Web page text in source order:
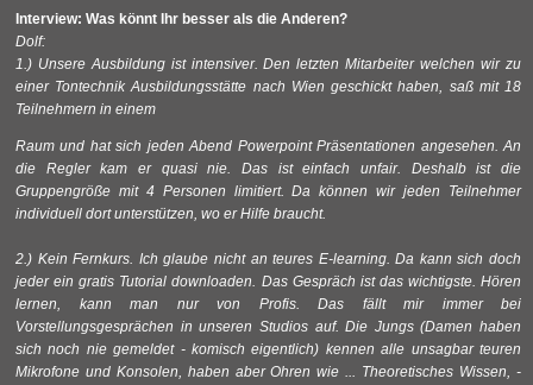
Interview: Was könnt Ihr besser als die Anderen?
Dolf:
1.) Unsere Ausbildung ist intensiver. Den letzten Mitarbeiter welchen wir zu
einer Tontechnik Ausbildungsstätte nach Wien geschickt haben, saß mit 18
Teilnehmern in einem
Raum und hat sich jeden Abend Powerpoint Präsentationen angesehen. An
die Regler kam er quasi nie. Das ist einfach unfair. Deshalb ist die
Gruppengröße mit 4 Personen limitiert. Da können wir jeden Teilnehmer
individuell dort unterstützen, wo er Hilfe braucht.
2.) Kein Fernkurs. Ich glaube nicht an teures E-learning. Da kann sich doch
jeder ein gratis Tutorial downloaden. Das Gespräch ist das wichtigste. Hören
lernen, kann man nur von Profis. Das fällt mir immer bei
Vorstellungsgesprächen in unseren Studios auf. Die Jungs (Damen haben
sich noch nie gemeldet - komisch eigentlich) kennen alle unsagbar teuren
Mikrofone und Konsolen, haben aber Ohren wie ... Theoretisches Wissen, -